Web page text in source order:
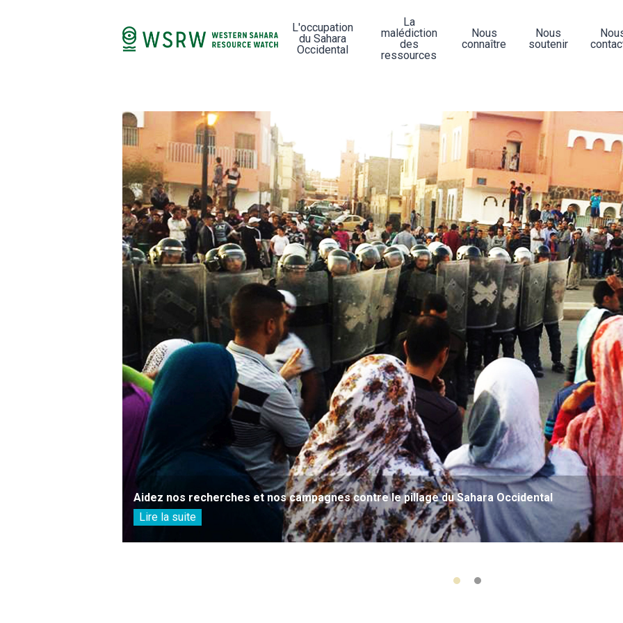
L'occupation
du Sahara
Occidental
La
malédiction
des
ressources
Nous
connaître
Nous
soutenir
Aidez nos recherches et nos campagnes contre le pillage du Sahara Occidental
Lire la suite